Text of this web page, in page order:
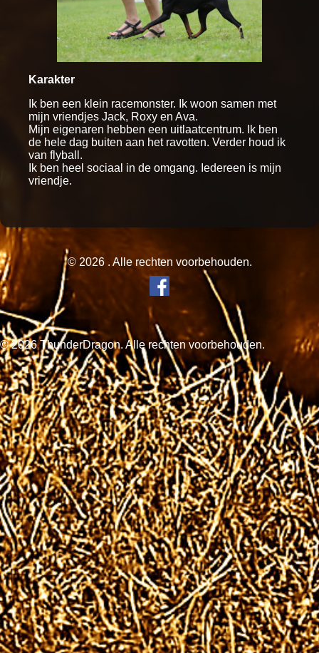
Karakter
Ik ben een klein racemonster. Ik woon samen met
mijn vriendjes Jack, Roxy en Ava.
Mijn eigenaren hebben een uitlaatcentrum. Ik ben
de hele dag buiten aan het ravotten. Verder houd ik
van flyball.
Ik ben heel sociaal in de omgang. Iedereen is mijn
vriendje.
© 2026 . Alle rechten voorbehouden.
© 2026 ThunderDragon. Alle rechten voorbehouden.